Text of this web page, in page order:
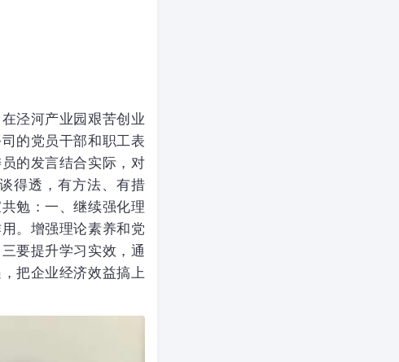
泾河产业园艰苦创业
的党员干部和职工表
的发言结合实际，对
得透，有方法、有措
勉：一、继续强化理
。增强理论素养和党
要提升学习实效，通
把企业经济效益搞上